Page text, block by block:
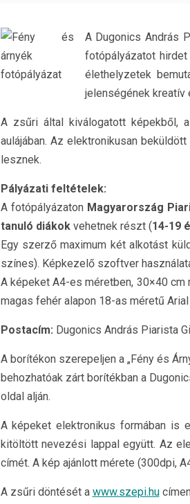
A Dugonics András
fotópályázatot
élethelyzetek
jelenségének kreatív
A zsűri által kiválogatott képekből,
aulájában. Az elektronikusan
lesznek.
Pályázati feltételek:
A fotópályázaton Magyarország
tanuló diákok vehetnek részt (14-19
Egy szerző maximum két alkotást
színes). Képkezelő szoftver
A képeket A4-es méretben, 30×40
magas fehér alapon 18-as méretű
Postacím: Dugonics András Piarista
A borítékon szerepeljen a „Fény és
behozhatóak zárt borítékban a
oldal alján.
A képeket elektronikus formában is
kitöltött nevezési lappal együtt. Az
címét. A kép ajánlott mérete (300dpi,
A zsűri döntését a www.szepi.hu